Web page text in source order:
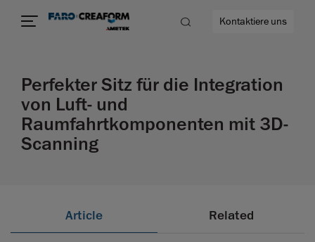
Kontaktiere uns
Perfekter Sitz für die Integration
von Luft- und
Raumfahrtkomponenten mit 3D-
Scanning
Article Related